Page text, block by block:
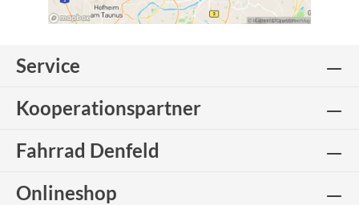
Service
Kooperationspartner
Fahrrad Denfeld
Onlineshop